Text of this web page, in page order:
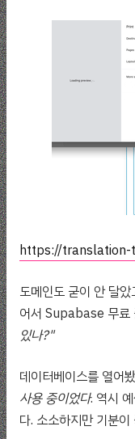
https://translation-
도메인도 굳이 안 달
어서 Supabase 무료
있나?"
데이터베이스를 열어
사용 중이었다. 역시
다. 소소하지만 기분